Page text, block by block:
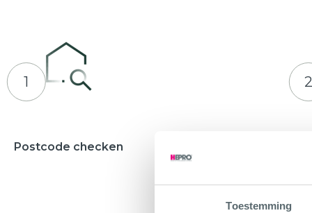
Toestemming
1
Postcode checken
2
Waarbij u
ontvangt